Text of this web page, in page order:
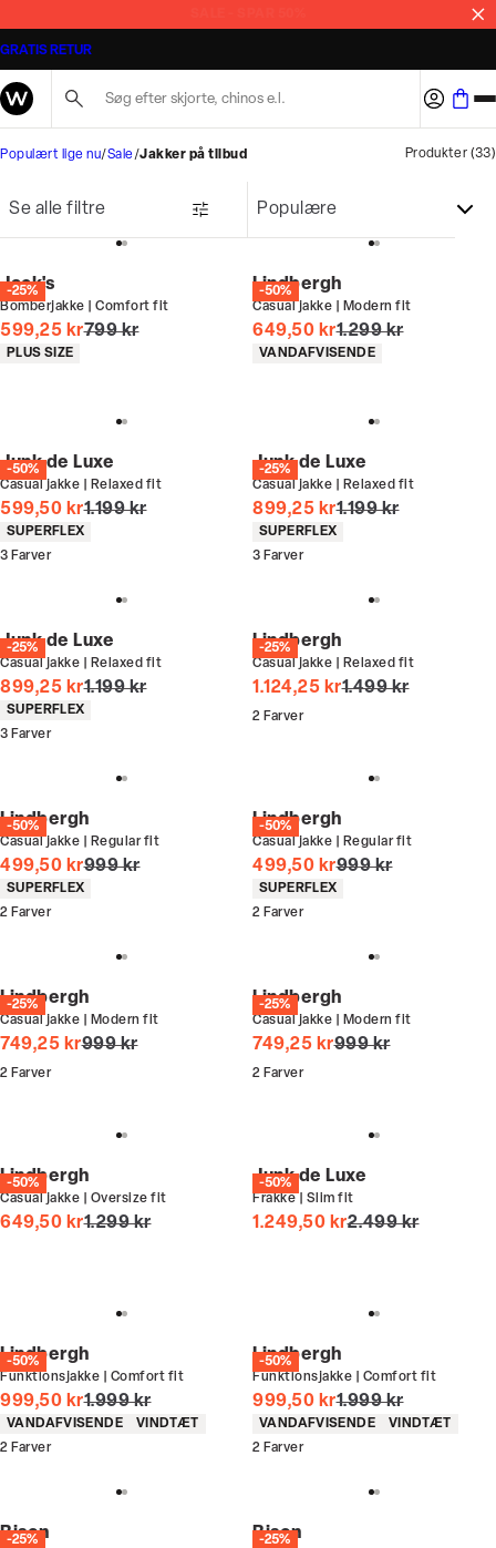
GRATIS RETUR
Populært lige nu Sale Jakker på tilbud Produkter (33)
Se alle filtre
-25%
Jack's
Bomberjakke | Comfort fit
599,25 krI alt (uden rabat)
799 kr
Produkt egenskaber
PLUS SIZE
-50%
Lindbergh
Casual jakke | Modern fit
649,50 krI alt (uden rabat)
1.299 kr
Produkt egenskaber
VANDAFVISENDE
-50%
Junk de Luxe
Casual jakke | Relaxed fit
599,50 krI alt (uden rabat)
1.199 kr
Produkt egenskaber
SUPERFLEX
3 Farver
-25%
Junk de Luxe
Casual jakke | Relaxed fit
899,25 krI alt (uden rabat)
1.199 kr
Produkt egenskaber
SUPERFLEX
3 Farver
-25%
Junk de Luxe
Casual jakke | Relaxed fit
899,25 krI alt (uden rabat)
1.199 kr
Produkt egenskaber
SUPERFLEX
3 Farver
-25%
Lindbergh
Casual jakke | Relaxed fit
1.124,25 krI alt (uden rabat)
1.499 kr
2 Farver
-50%
Lindbergh
Casual jakke | Regular fit
499,50 krI alt (uden rabat)
999 kr
Produkt egenskaber
SUPERFLEX
2 Farver
-50%
Lindbergh
Casual jakke | Regular fit
499,50 krI alt (uden rabat)
999 kr
Produkt egenskaber
SUPERFLEX
2 Farver
-25%
Lindbergh
Casual jakke | Modern fit
749,25 krI alt (uden rabat)
999 kr
2 Farver
-25%
Lindbergh
Casual jakke | Modern fit
749,25 krI alt (uden rabat)
999 kr
2 Farver
-50%
Lindbergh
Casual jakke | Oversize fit
649,50 krI alt (uden rabat)
1.299 kr
-50%
Junk de Luxe
Frakke | Slim fit
1.249,50 krI alt (uden rabat)
2.499 kr
-50%
Lindbergh
Funktionsjakke | Comfort fit
999,50 krI alt (uden rabat)
1.999 kr
Produkt egenskaber
VANDAFVISENDE
VINDTÆT
2 Farver
-50%
Lindbergh
Funktionsjakke | Comfort fit
999,50 krI alt (uden rabat)
1.999 kr
Produkt egenskaber
VANDAFVISENDE
VINDTÆT
2 Farver
-25%
Bison -25%
Bison